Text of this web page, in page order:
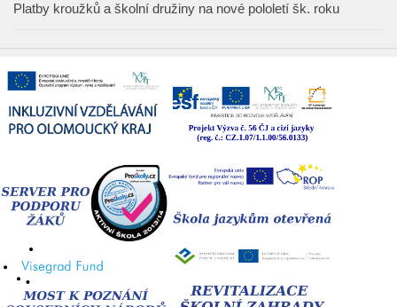
Platby kroužků a školní družiny na nové pololetí šk. roku